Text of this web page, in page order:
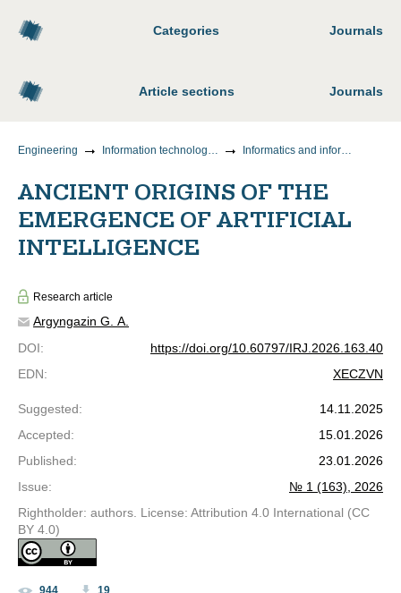
Categories Journals
Article sections Journals
Engineering Information technology and telecommunications Informatics and information processes
ANCIENT ORIGINS OF THE
EMERGENCE OF ARTIFICIAL
INTELLIGENCE
Research article
Argyngazin G. A.
DOI:
https://doi.org/10.60797/IRJ.2026.163.40
EDN: XECZVN
Suggested:
14.11.2025
Accepted:
15.01.2026
Published:
23.01.2026
Issue:
№ 1 (163), 2026
Rightholder: authors. License: Attribution 4.0 International (CC
BY 4.0)
944 19